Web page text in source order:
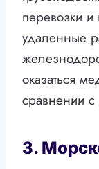
перевозки и
удаленные
оказаться
сравнении с
3.